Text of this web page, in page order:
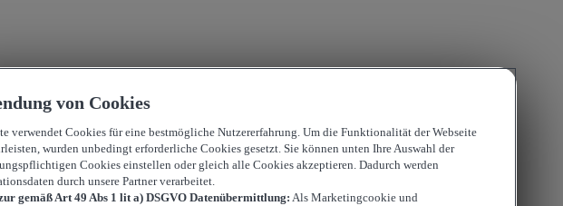
von Cookies
verwendet Cookies für eine bestmögliche Nutzererfahrung. Um die Funktionalität der Webseite
wurden unbedingt erforderliche Cookies gesetzt. Sie können unten Ihre Auswahl der
Cookies einstellen oder gleich alle Cookies akzeptieren. Dadurch werden
durch unsere Partner verarbeitet.
gemäß Art 49 Abs 1 lit a) DSGVO Datenübermittlung: Als Marketingcookie und